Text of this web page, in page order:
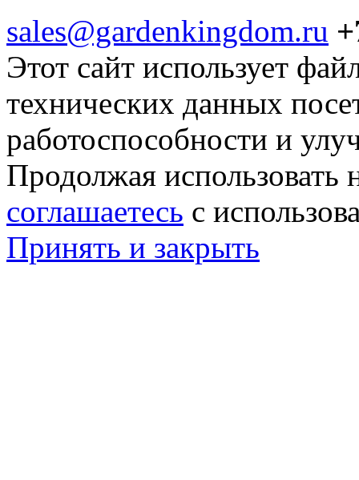
sales@gardenkingdom.ru
Этот сайт использует
технических данных
работоспособности и
Продолжая использовать
соглашаетесь с
Принять и закрыть